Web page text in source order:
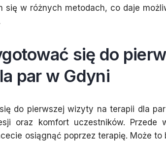
się w różnych metodach, co daje
się do
par w Gdyni
do pierwszej wizyty na terapii dla
oraz komfort uczestników. Przede
osiągnąć poprzez terapię. Może